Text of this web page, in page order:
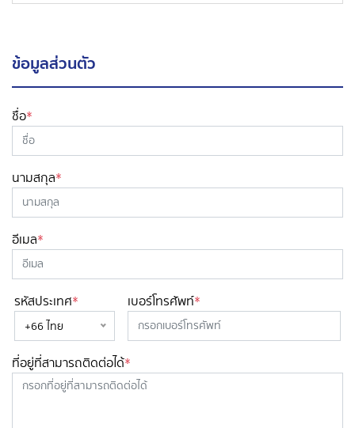
ข้อมูลส่วนตัว
ชื่อ*
นามสกุล*
อีเมล*
รหัสประเทศ*
+66 ไทย
เบอร์โทรศัพท์*
ที่อยู่ที่สามารถติดต่อได้*